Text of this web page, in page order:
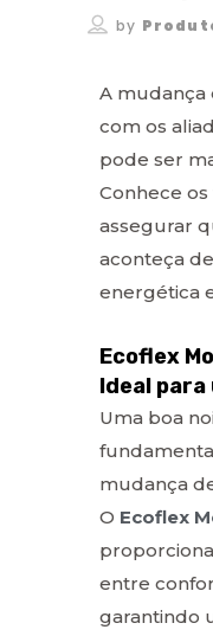
by
A mudança
com os
pode ser
Conhece
assegurar
aconteça
energética
Ecoflex
Ideal para
Uma boa
mudança
O Ecoflex
entre
garantindo